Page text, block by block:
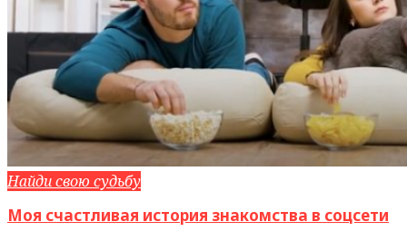
Найди свою судьбу
Моя счастливая история знакомства в соцсети